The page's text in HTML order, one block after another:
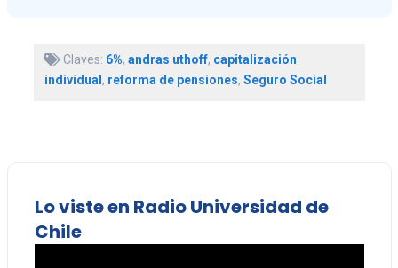
Claves: 6%, andras uthoff, capitalización
individual, reforma de pensiones, Seguro Social
Lo viste en Radio Universidad de
Chile